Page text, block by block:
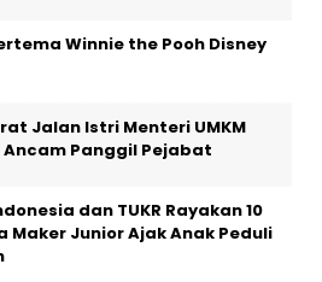
Winnie the Pooh Disney
Jalan Istri Menteri UMKM
Ancam Panggil Pejabat
dan TUKR Rayakan 10
Maker Junior Ajak Anak Peduli